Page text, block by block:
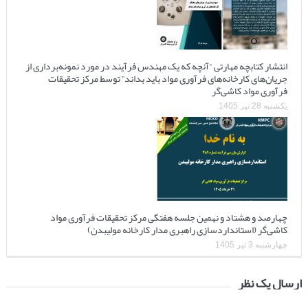
انتشار کتابچه مهارتی “آنچه که یک مهندس فرآیند در مورد نمونه‌برداری از
جریان‌های کارخانه‌های فرآوری مواد باید بداند” توسط مرکز تحقیقات
فرآوری مواد کاشی‌گر
یکشنبه 28 تیر 1405
چهارصد و هشتاد و نهمین جلسه هفتگی مرکز تحقیقات فرآوری مواد
کاشی‌گر (استانداردسازی راهبری مدار کارخانه مولیبدن)
چهارشنبه 3 تیر 1405
ارسال یک نظر